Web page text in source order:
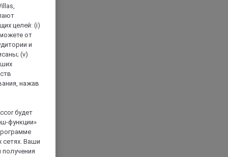
целей: (i)
от
и
(v)
нажав
будет
функции»
сетях. Ваши